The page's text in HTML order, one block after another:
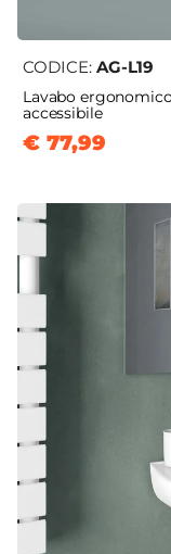
CODICE: AG-L19
Lavabo
accessibile
€ 77,99